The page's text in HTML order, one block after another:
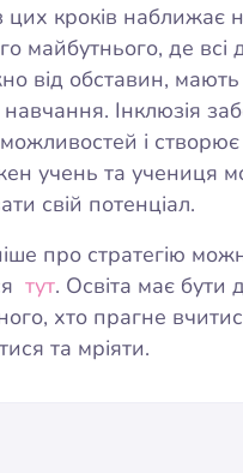
цих кроків наближає
майбутнього, де всі
від обставин,
навчання. Інклюзія
можливостей і
учень та учениця
свій потенціал.
про стратегію
тут. Освіта має бути
хто прагне
та мріяти.